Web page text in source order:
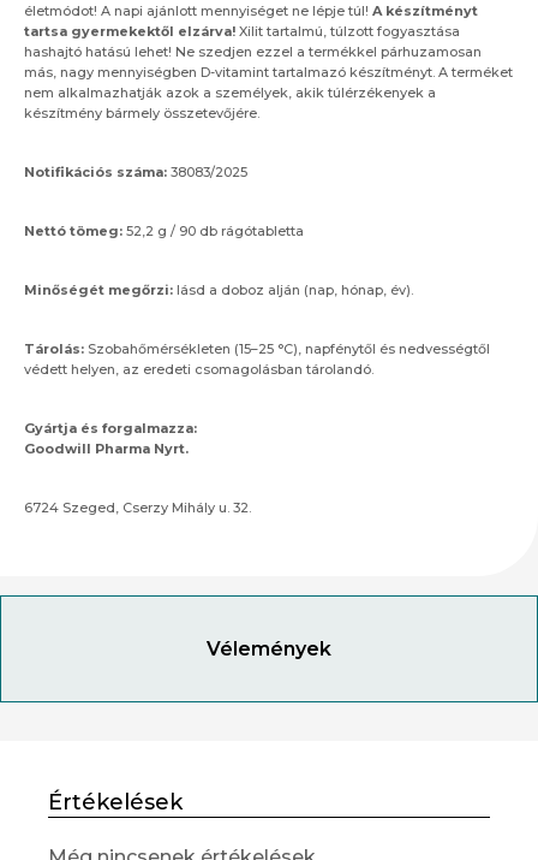
Vélemények
életmódot! A napi ajánlott mennyiséget ne lépje túl! A készítményt
tartsa gyermekektől elzárva! Xilit tartalmú, túlzott fogyasztása
hashajtó hatású lehet! Ne szedjen ezzel a termékkel párhuzamosan
más, nagy mennyiségben D-vitamint tartalmazó készítményt. A terméket
nem alkalmazhatják azok a személyek, akik túlérzékenyek a
készítmény bármely összetevőjére.
Notifikációs száma: 38083/2025
Nettó tömeg: 52,2 g / 90 db rágótabletta
Minőségét megőrzi: lásd a doboz alján (nap, hónap, év).
Tárolás: Szobahőmérsékleten (15–25 °C), napfénytől és nedvességtől
védett helyen, az eredeti csomagolásban tárolandó.
Gyártja és forgalmazza:
Goodwill Pharma Nyrt.
6724 Szeged, Cserzy Mihály u. 32.
Értékelések